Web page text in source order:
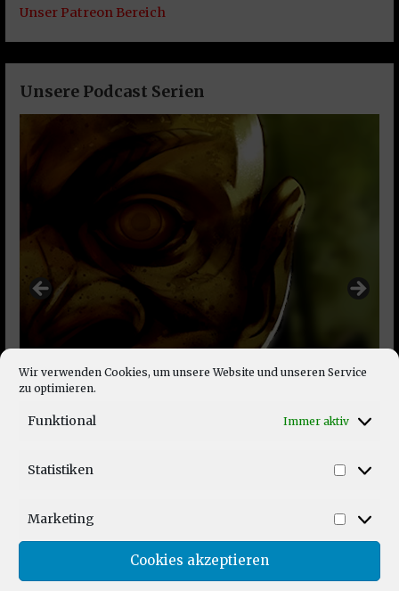
Wir verwenden Cookies, um unsere Website und unseren Service
zu optimieren.
Funktional Immer aktiv
Statistiken
Marketing
Cookies akzeptieren
Unser Patreon Bereich
Unsere Podcast Serien